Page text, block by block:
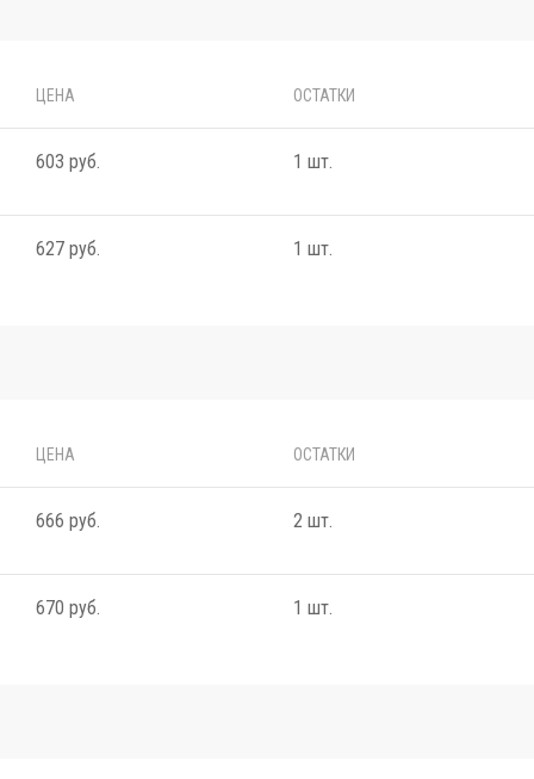
ЦЕНА ОСТАТКИ
603 руб. 1 шт.
627 руб. 1 шт.
ЦЕНА ОСТАТКИ
666 руб. 2 шт.
670 руб. 1 шт.